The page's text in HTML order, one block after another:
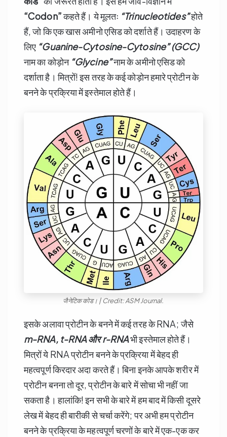
“Codon”कहते हैं। ये मूलतः “Trinucleotides”होते
हैं, जो कि एक खास अमीनो एसिड को दर्शाते हैं। उदाहरण के
लिए “Guanine-Cytosine-Cytosine” (GCC)
नाम का कोड़ोन “Glycine”नाम के अमीनो एसिड को
दर्शाता है। मित्रों! इस तरह के कई कोड़ोन हमारे प्रोटीन के
बनने के प्रक्रिया में इस्तेमाल होते हैं।
जैनेटिक कोड। | Credit: ASM Journal.
इसके अलावा प्रोटीन के बनने में कई तरह के RNA; जैसे
m-RNA, t-RNAऔर r-RNAभी इस्तेमाल होते हैं।
मित्रों ये RNA प्रोटीन बनने के प्रक्रिया में बेहद ही
महत्वपूर्ण किरदार अदा करते हैं। बिना इनके आपके शरीर में
प्रोटीन बनना तो दूर, प्रोटीन के बारे में सोचा भी नहीं जा
सकता है। हालांकि! इन सभी के बारे में हम बाद में किसी दूसरे
लेख में बेहद ही बारीकी से चर्चा करेंगे; पर अभी हम प्रोटीन
बनने के प्रक्रिया के महत्वपूर्ण चरणों के बारे में एक-एक कर